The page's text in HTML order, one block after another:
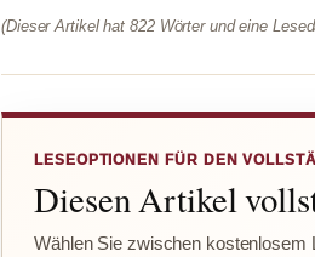
(Dieser Artikel hat 822 Wörter und eine
LESEOPTIONEN FÜR DEN
Diesen Artikel
Wählen Sie zwischen kostenlosem